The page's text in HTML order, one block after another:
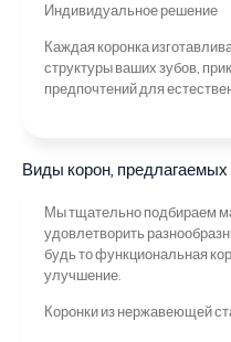
Индивидуальное решение
Каждая коронка
структуры ваших зубов,
предпочтений для
Виды корон,
Мы тщательно подбираем
удовлетворить
будь то функциональная
улучшение.
Коронки из нержавеющей